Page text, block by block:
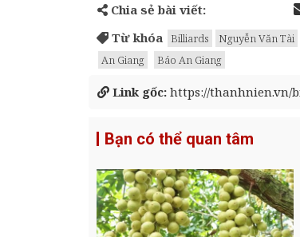
Chia sẻ bài viết:
Từ khóa
Billiards Nguyễn Văn Tài
An Giang
Báo An Giang
Link gốc: https://
Bạn có thể quan tâm